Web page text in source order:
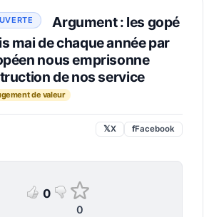
Argument : les gopé
mai de chaque année par
nous emprisonne
de nos service
de valeur
𝕏X fFacebook
0
0